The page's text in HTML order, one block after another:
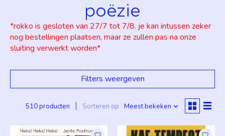
poëzie
*rokko is gesloten van 27/7 tot 7/8. je kan intussen zeker
nog bestellingen plaatsen, maar ze zullen pas na onze
sluiting verwerkt worden*
Filters weergeven
510 producten Sorteren op Meest bekeken